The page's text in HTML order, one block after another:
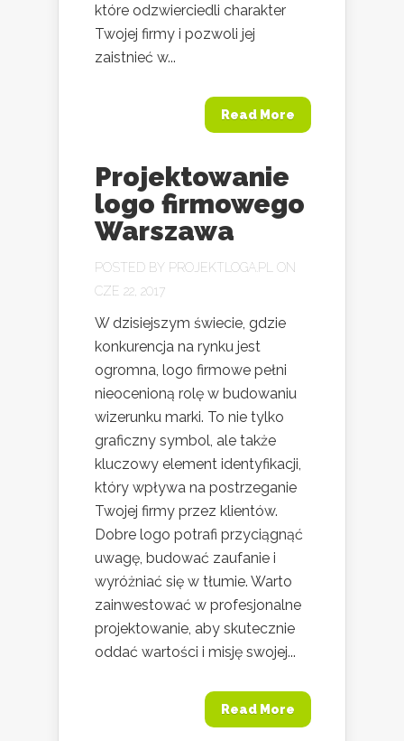
które odzwierciedli charakter
Twojej firmy i pozwoli jej
zaistnieć w...
Read More
Projektowanie
logo firmowego
Warszawa
POSTED BY PROJEKTLOGA.PL
ON
CZE 22, 2017
W dzisiejszym świecie, gdzie
konkurencja na rynku jest
ogromna, logo firmowe pełni
nieocenioną rolę w budowaniu
wizerunku marki. To nie tylko
graficzny symbol, ale także
kluczowy element identyfikacji,
który wpływa na postrzeganie
Twojej firmy przez klientów.
Dobre logo potrafi przyciągnąć
uwagę, budować zaufanie i
wyróżniać się w tłumie. Warto
zainwestować w profesjonalne
projektowanie, aby skutecznie
oddać wartości i misję swojej...
Read More